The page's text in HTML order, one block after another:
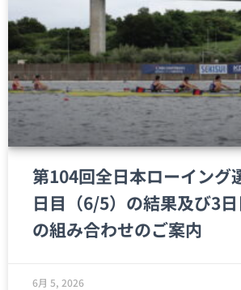
第104回全日本ローイング
日目（6/5）の結果及び3日
の組み合わせのご案内
6月 5, 2026